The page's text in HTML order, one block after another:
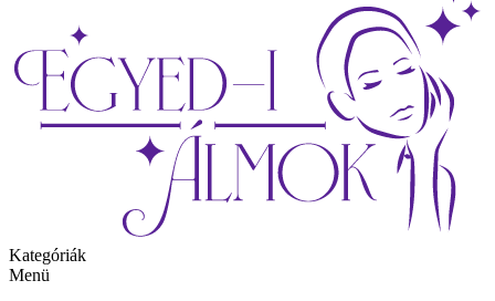
Kategóriák
Menü